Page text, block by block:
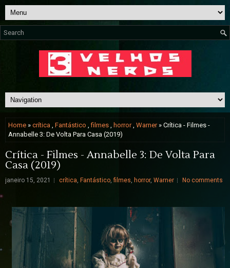
Home » crítica , Fantástico ,filmes , horror, Warner» Crítica - Filmes -
Annabelle 3: De Volta Para Casa (2019)
Crítica - Filmes - Annabelle 3: De Volta Para
Casa (2019)
janeiro 15, 2021 crítica, Fantástico,filmes, horror, Warner No comments